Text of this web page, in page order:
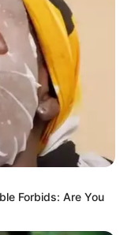
contra una mujer,
continúan
con el
hechos de
Forbids: Are You